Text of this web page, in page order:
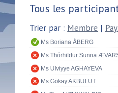
Tous les
Trier par : Membre |
Ms Boriana ÅBERG
Ms Thórhildur Sunna
Ms Ulviyye AGHAYEVA
Ms Gökay AKBULUT